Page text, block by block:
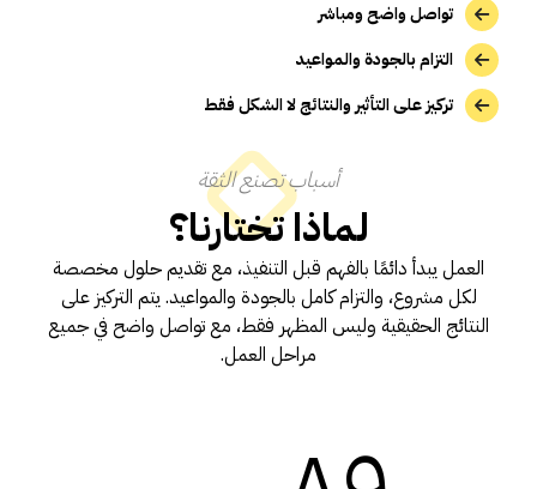
تواصل واضح ومباشر
التزام بالجودة والمواعيد
تركيز على التأثير والنتائج لا الشكل فقط
أسباب تصنع الثقة
لماذا تختارنا؟
العمل يبدأ دائمًا بالفهم قبل التنفيذ، مع تقديم حلول مخصصة
لكل مشروع، والتزام كامل بالجودة والمواعيد. يتم التركيز على
النتائج الحقيقية وليس المظهر فقط، مع تواصل واضح في جميع
مراحل العمل.